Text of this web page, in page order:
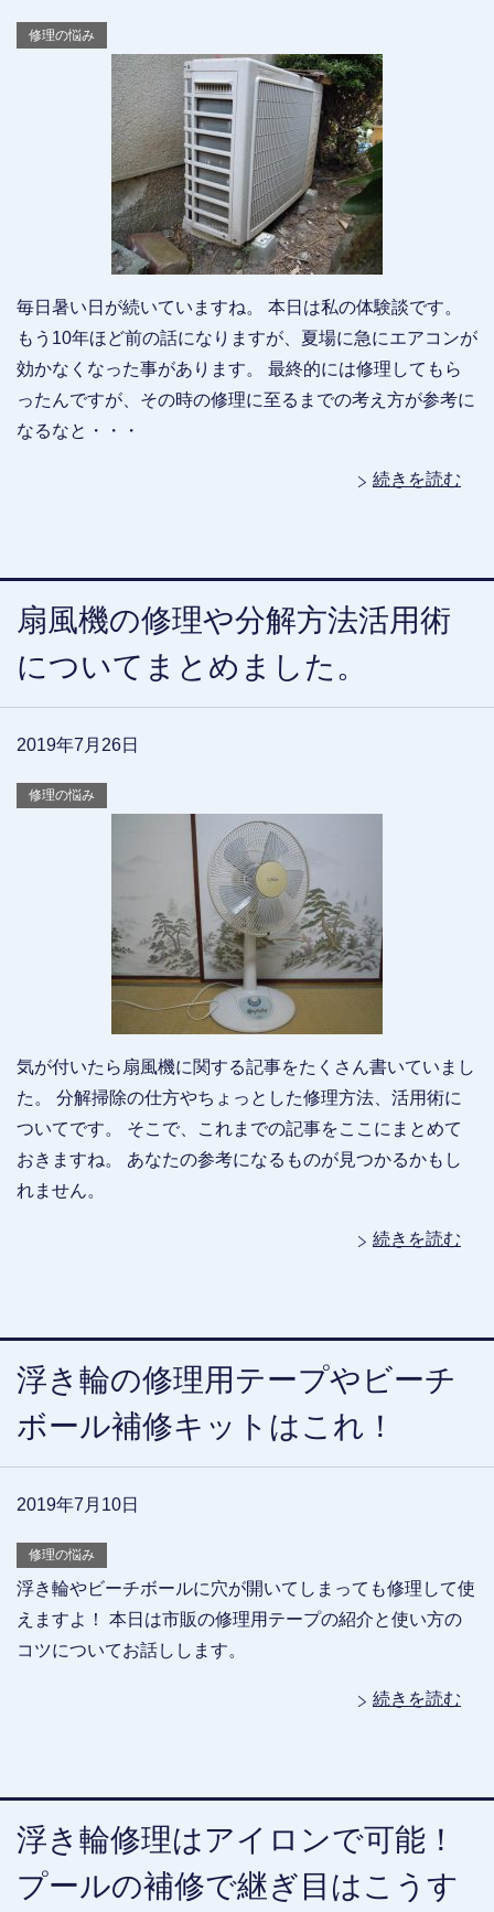
修理の悩み
毎日暑い日が続いていますね。 本日は私の体験談です。
もう10年ほど前の話になりますが、夏場に急にエアコンが
効かなくなった事があります。 最終的には修理してもら
ったんですが、その時の修理に至るまでの考え方が参考に
なるなと・・・
続きを読む
扇風機の修理や分解方法活用術
についてまとめました。
2019年7月26日
修理の悩み
気が付いたら扇風機に関する記事をたくさん書いていまし
た。 分解掃除の仕方やちょっとした修理方法、活用術に
ついてです。 そこで、これまでの記事をここにまとめて
おきますね。 あなたの参考になるものが見つかるかもし
れません。
続きを読む
浮き輪の修理用テープやビーチ
ボール補修キットはこれ！
2019年7月10日
修理の悩み
浮き輪やビーチボールに穴が開いてしまっても修理して使
えますよ！ 本日は市販の修理用テープの紹介と使い方の
コツについてお話しします。
続きを読む
浮き輪修理はアイロンで可能！
プールの補修で継ぎ目はこうす